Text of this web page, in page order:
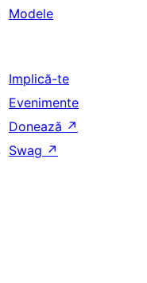
Modele
Implică-te
Evenimente
Donează ↗
Swag ↗